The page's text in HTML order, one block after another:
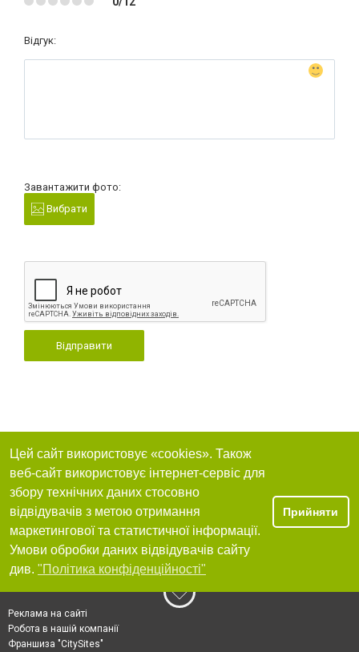
Відгук:
Завантажити фото:
Вибрати
Відправити
Цей сайт використовує «cookies». Також
веб-сайт використовує інтернет-сервіс для
збору технічних даних стосовно
відвідувачів з метою отримання
маркетингової та статистичної інформації.
Умови обробки даних відвідувачів сайту
див. "Політика конфіденційності"
Прийняти
Реклама на сайті
Робота в нашій компанії
Франшиза "CitySites"